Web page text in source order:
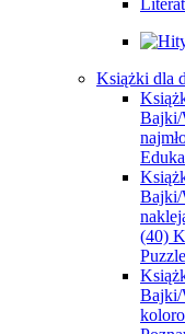
Książki dla
Bajki/
Bajki/
(40)
Puzzle
Bajki/